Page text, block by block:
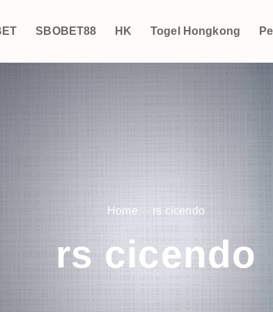
SBOBET88 HK Togel Hongkong
Home rs cicendo
rs cicendo